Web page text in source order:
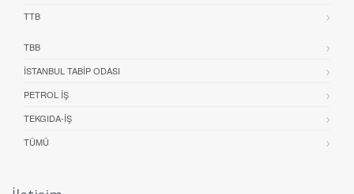
TTB
TBB
İSTANBUL TABIP ODASI
PETROL İŞ
TEKGIDA-İŞ
TÜMÜ